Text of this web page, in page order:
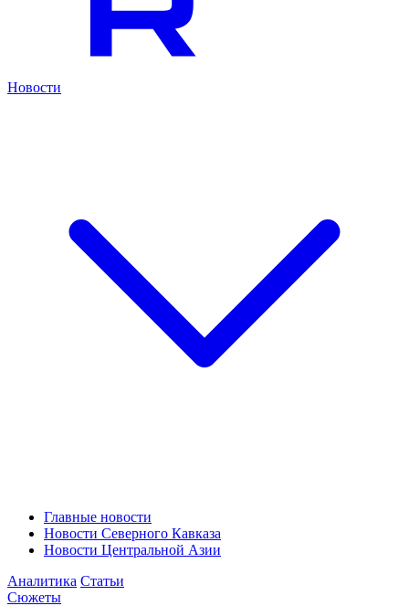
Новости
Главные новости
Новости Северного Кавказа
Новости Центральной Азии
Аналитика Статьи
Сюжеты